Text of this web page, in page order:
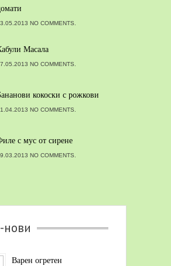
NO COMMENTS.
Масала
NO COMMENTS.
кокоски с рожкови
NO COMMENTS.
с мус от сирене
NO COMMENTS.
Варен огретен